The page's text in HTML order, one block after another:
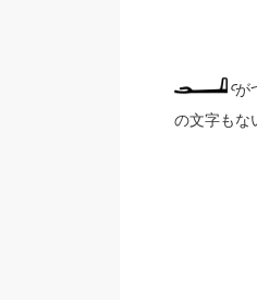
Ꜥが
の文字もな